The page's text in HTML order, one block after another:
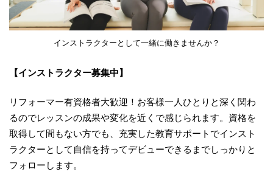
インストラクターとして一緒に働きませんか？
【インストラクター募集中】
リフォーマー有資格者大歓迎！お客様一人ひとりと深く関わ
るのでレッスンの成果や変化を近くで感じられます。資格を
取得して間もない方でも、充実した教育サポートでインスト
ラクターとして自信を持ってデビューできるまでしっかりと
フォローします。